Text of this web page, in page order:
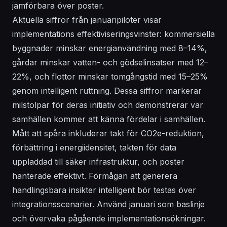
jämförbara över poster.
Aktuella siffror från januaripiloter visar
implementations effektiviseringsvinster: kommersiella
byggnader minskar energianvändning med 8–14%,
gårdar minskar vatten- och gödselinsatser med 12–
22%, och flottor minskar tomgångstid med 15–25%
genom intelligent ruttning. Dessa siffror markerar
milstolpar för deras initiativ och demonstrerar var
samhällen kommer att känna fördelar i samhällen.
Mått att spåra inkluderar takt för CO2e-reduktion,
förbättring i energiidensitet, takten för data
uppladdad till säker infrastruktur, och poster
hanterade effektivt. Förmågan att generera
handlingsbara insikter intelligent bör testas över
integrationsscenarier. Använd januari som baslinje
och övervaka pågående implementationsökningar.